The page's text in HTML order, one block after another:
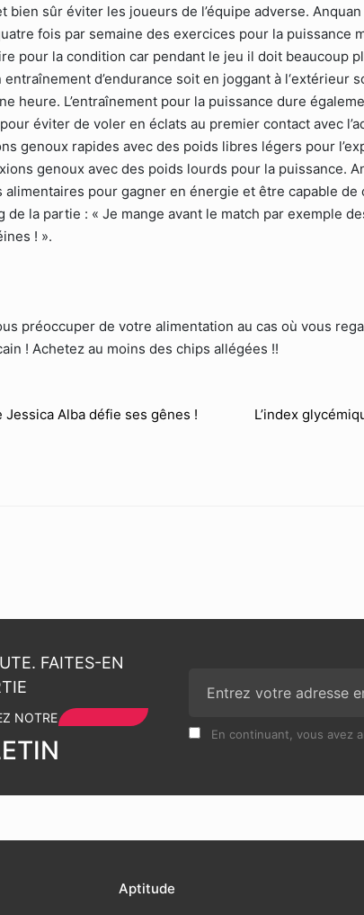
bien sûr éviter les joueurs de l’équipe adverse. Anquan
fois par semaine des exercices pour la puissance
pour la condition car pendant le jeu il doit beaucoup
d’endurance soit en joggant à l‘extérieur
heure. L’entraînement pour la puissance dure
éviter de voler en éclats au premier contact avec
genoux rapides avec des poids libres légers pour
genoux avec des poids lourds pour la puissance.
pour gagner en énergie et être capable de
la partie : « Je mange avant le match par exemple
! ».
préoccuper de votre alimentation au cas où vous
! Achetez au moins des chips allégées !!
Jessica Alba défie ses gênes ! L’index
FAITES-EN
NOTRE
En continuant, vous avez
Aptitude